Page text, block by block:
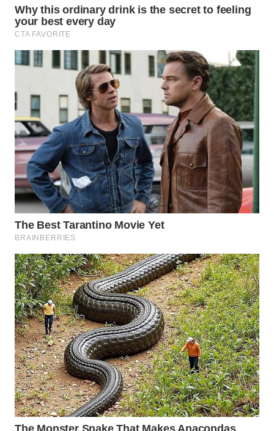
WN
INDRAMAYU
WN
KUNINGAN
MAJALENGKA
WN
SUBANG
WN
SUKABUMI
WN
WN
PRIANGAN
TIMUR
WN
SEMARANG
WN
SOLO